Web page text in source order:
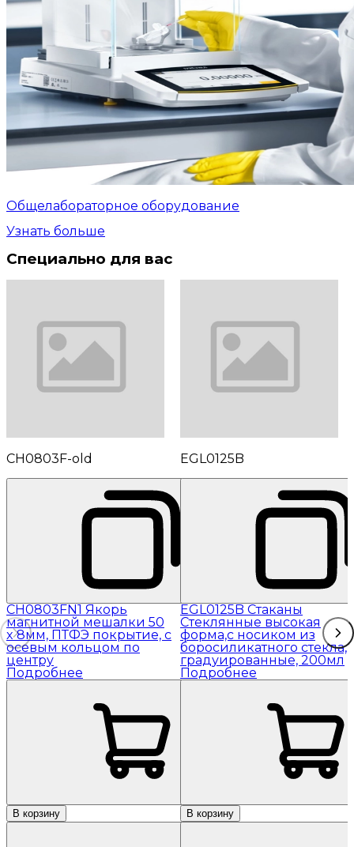
Общелабораторное оборудование
Узнать больше
Специально для вас
CH0803F-old
CH0803FN1 Якорь
магнитной мешалки 50
x 8мм, ПТФЭ покрытие, с
осевым кольцом по
центру
Подробнее
В корзину
EGL0125B
EGL0125B Стаканы
Стеклянные высокая
форма,с носиком из
боросиликатного стекла,
градуированные, 200мл
Подробнее
В корзину